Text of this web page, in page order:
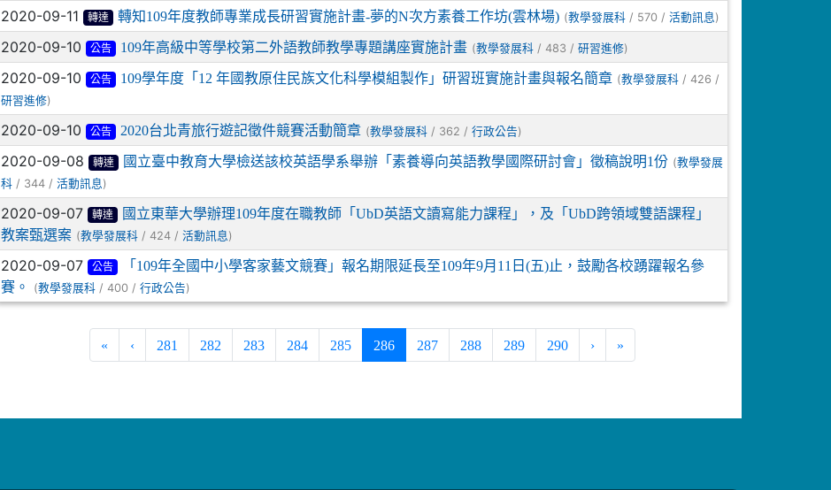
2020-09-11 轉達 轉知109年度教師專業成長研習實施計畫-夢的N次方素養工作坊(雲林場) (教學發展科 / 570 / 活動訊息 )
2020-09-10 公告 109年高級中等學校第二外語教師教學專題講座實施計畫 (教學發展科 / 483 / 研習進修)
2020-09-10 公告 109學年度「12 年國教原住民族文化科學模組製作」研習班實施計畫與報名簡章 (教學發展科 / 426 /
研習進修)
2020-09-10 公告 2020台北青旅行遊記徵件競賽活動簡章 (教學發展科 / 362 / 行政公告)
2020-09-08 轉達 國立臺中教育大學檢送該校英語學系舉辦「素養導向英語教學國際研討會」徵稿說明1份 (教學發展
科 / 344 /活動訊息 )
2020-09-07 轉達
國立東華大學辦理109年度在職教師「UbD英語文讀寫能力課程」，及「UbD跨領域雙語課程」
教案甄選案 (教學發展科 / 424 /活動訊息 )
2020-09-07 公告
「109年全國中小學客家藝文競賽」報名期限延長至109年9月11日(五)止，鼓勵各校踴躍報名參
賽。
(教學發展科 / 400 /行政公告)
« ‹ 281 282 283 284 285 286(current)
287 288 289 290 › »